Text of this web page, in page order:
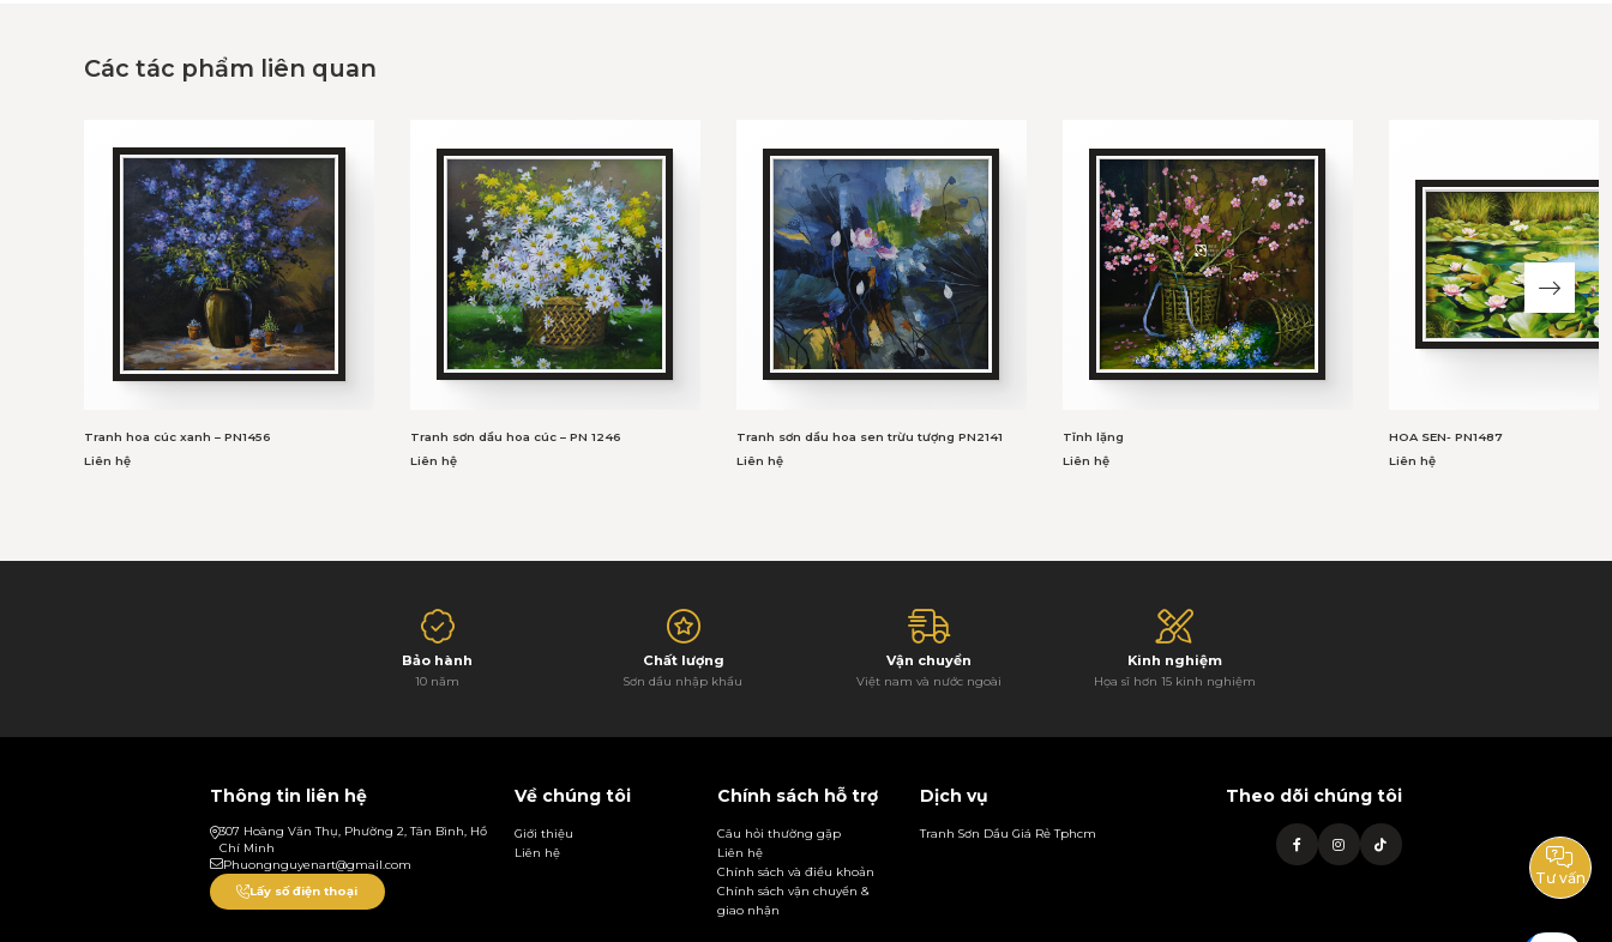
Các tác phẩm liên quan
Tranh hoa cúc xanh – PN1456
Liên hệ
Tranh sơn dầu hoa cúc – PN 1246
Liên hệ
Tranh sơn dầu hoa sen trừu tượng PN2141
Liên hệ
Tĩnh lặng
Liên hệ
HOA SEN- PN1487
Liên hệ
Bảo hành
10 năm
Chất lượng
Sơn dầu nhập khẩu
Vận chuyển
Việt nam và nước ngoài
Kinh nghiệm
Họa sĩ hơn 15 kinh nghiệm
Thông tin liên hệ
307 Hoàng Văn Thụ, Phường 2, Tân Bình, Hồ
Chí Minh
Phuongnguyenart@gmail.com
Lấy số điện thoại
Về chúng tôi
Giới thiệu
Liên hệ
Chính sách hỗ trợ
Câu hỏi thường gặp
Liên hệ
Chính sách và điều khoản
Chính sách vận chuyển &
giao nhận
Dịch vụ
Tranh Sơn Dầu Giá Rẻ Tphcm
Theo dõi chúng tôi
Tư vấn